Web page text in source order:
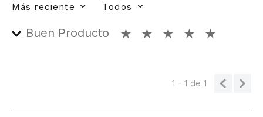
Más reciente Todos
★ ★ ★ ★ ★
Buen Producto
1 - 1 de 1